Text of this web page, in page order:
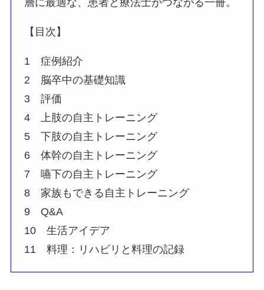
【目次】
1 症例紹介
2 脳卒中の基礎知識
3 評価
4 上肢の自主トレーニング
5 下肢の自主トレーニング
6 体幹の自主トレーニング
7 嚥下の自主トレーニング
8 家族もできる自主トレーニング
9 Q&A
10 生活アイデア
11 料理：リハビリと料理の記録